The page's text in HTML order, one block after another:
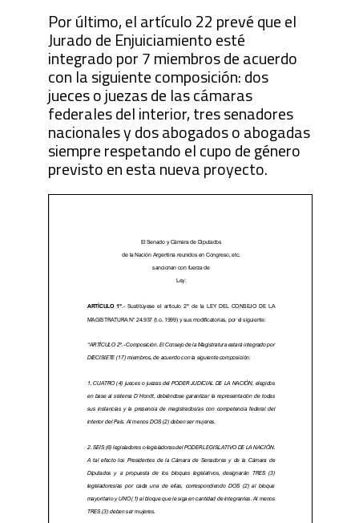
Por último, el artículo 22 prevé que el
Jurado de Enjuiciamiento esté
integrado por 7 miembros de acuerdo
con la siguiente composición: dos
jueces o juezas de las cámaras
federales del interior, tres senadores
nacionales y dos abogados o abogadas
siempre respetando el cupo de género
previsto en esta nueva proyecto.